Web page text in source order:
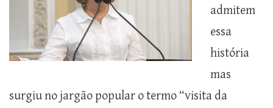
admitem
essa
história
mas
surgiu no jargão popular o termo “visita da